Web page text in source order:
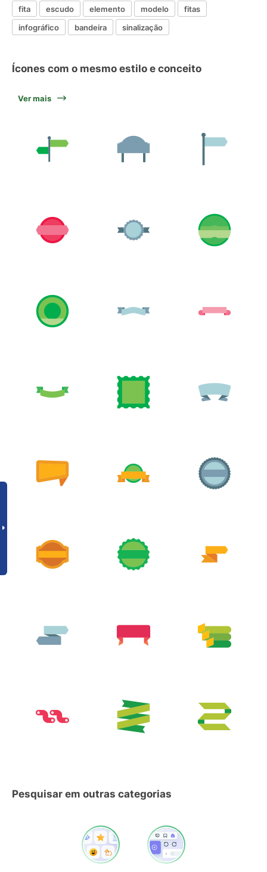
fita escudo elemento modelo
fitas
infográfico
bandeira sinalização
Ícones com o mesmo estilo e conceito
Ver mais
Pesquisar em outras categorias